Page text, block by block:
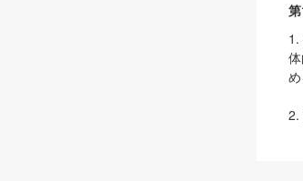
1.
2.